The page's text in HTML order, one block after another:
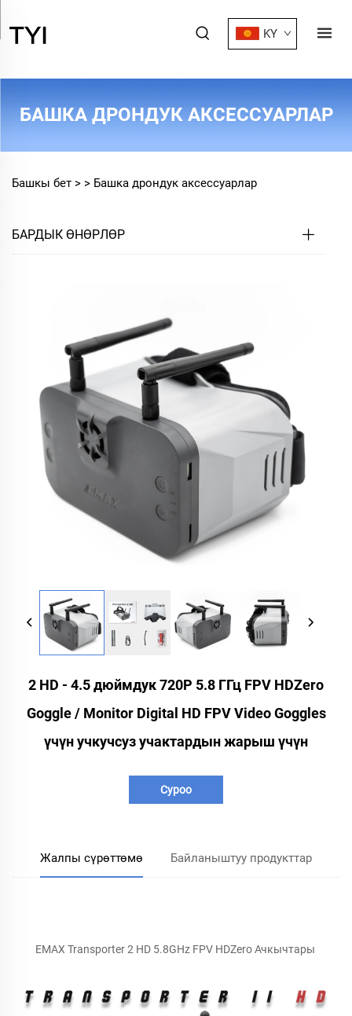
KY
БАШКА ДРОНДУК АКСЕССУАРЛАР
Башкы бет > > Башка дрондук аксессуарлар
БАРДЫК ӨНӨРЛӨР
2 HD - 4.5 дюймдук 720P 5.8 ГГц FPV HDZero
Goggle / Monitor Digital HD FPV Video Goggles
үчүн учкучсуз учактардын жарыш үчүн
Суроо
Жалпы сүрөттөмө Байланыштуу продукттар
EMAX Transporter 2 HD 5.8GHz FPV HDZero Ачкычтары